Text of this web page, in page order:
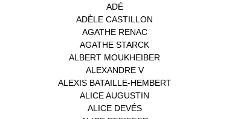
ADÉ(1)
ADÈLE CASTILLON
AGATHE RENAC(1)
AGATHE STARCK
ALBERT MOUKHEIBER
ALEXANDRE V(1)
ALEXIS BATAILLE-HEMBERT(1)
ALICE AUGUSTIN
ALICE DEVÉS(1)